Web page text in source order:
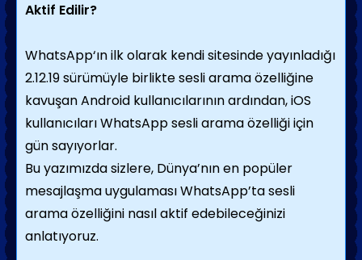
Aktif Edilir?
WhatsApp‘ın ilk olarak kendi sitesinde yayınladığı
2.12.19 sürümüyle birlikte sesli arama özelliğine
kavuşan Android kullanıcılarının ardından, iOS
kullanıcıları WhatsApp sesli arama özelliği için
gün sayıyorlar.
Bu yazımızda sizlere, Dünya’nın en popüler
mesajlaşma uygulaması WhatsApp’ta sesli
arama özelliğini nasıl aktif edebileceğinizi
anlatıyoruz.